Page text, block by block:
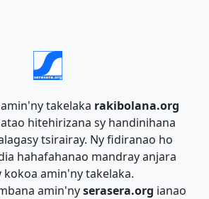
takelaka rakibolana.org
hitehirizana sy handinihana
tsirairay. Ny fidiranao ho
hahafahanao mandray anjara
kokoa amin'ny takelaka.
amin'nyserasera.org ianao